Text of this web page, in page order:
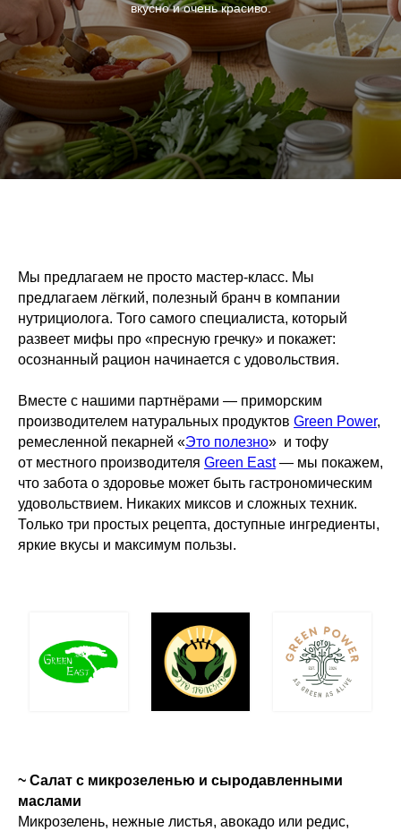
вкусно и очень красиво.
Мы предлагаем не просто мастер-класс. Мы
предлагаем лёгкий, полезный бранч в компании
нутрициолога. Того самого специалиста, который
развеет мифы про «пресную гречку» и покажет:
осознанный рацион начинается с удовольствия.
Вместе с нашими партнёрами — приморским
производителем натуральных продуктов Green Power,
ремесленной пекарней «Это полезно» и тофу
от местного производителя Green East— мы покажем,
что забота о здоровье может быть гастрономическим
удовольствием. Никаких миксов и сложных техник.
Только три простых рецепта, доступные ингредиенты,
яркие вкусы и максимум пользы.
~ Салат с микрозеленью и сыродавленными
маслами
Микрозелень, нежные листья, авокадо или редис,